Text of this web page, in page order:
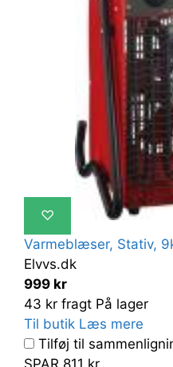
♡
Varmeblæser, Stativ,
Elvvs.dk
999 kr
43 kr fragt På lager
Til butik Læs mere
Tilføj til